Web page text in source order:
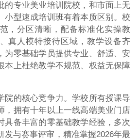
的专业美业培训院校，和市面上无
小型速成培训班有着本质区别。校
，分区清晰，配备标准化实操教
真人模特接待区域，教学设备齐
为零基础学员提供专业、舒适、安
本上杜绝教学不规范、权益无保障
院的核心竞争力。学校所有授课导
，拥有十年以上一线高端美业门店
具备丰富的零基础教学经验，多次
发与赛事评审，精准掌握2026年最